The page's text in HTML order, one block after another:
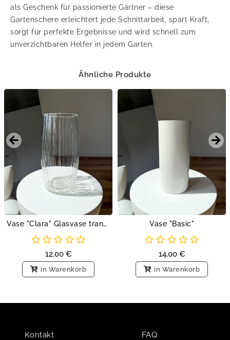
als Geschenk für passionierte Gärtner – diese
Gartenschere erleichtert jede Schnittarbeit, spart Kraft,
sorgt für perfekte Ergebnisse und wird schnell zum
unverzichtbaren Helfer in jedem Garten.
Ähnliche Produkte
Vase "Clara" Glasvase transparent
12,00 €
in Warenkorb
Vase "Basic"
14,00 €
in Warenkorb
Kontakt
FAQ